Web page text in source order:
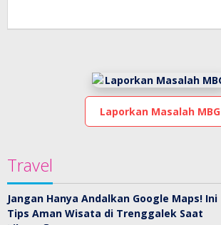
Laporkan Masalah MBG
Travel
Jangan Hanya Andalkan Google Maps! Ini
Tips Aman Wisata di Trenggalek Saat